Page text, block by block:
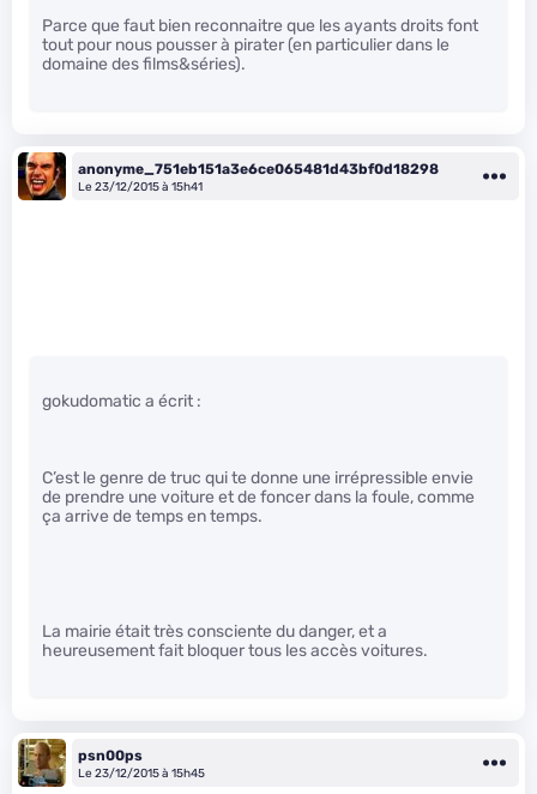
Parce que faut bien reconnaitre que les ayants droits font
tout pour nous pousser à pirater (en particulier dans le
domaine des films&séries).
anonyme_751eb151a3e6ce065481d43bf0d18298
Le 23/12/2015 à 15h41
gokudomatic a écrit :
C’est le genre de truc qui te donne une irrépressible envie
de prendre une voiture et de foncer dans la foule, comme
ça arrive de temps en temps.
La mairie était très consciente du danger, et a
heureusement fait bloquer tous les accès voitures.
psn00ps
Le 23/12/2015 à 15h45